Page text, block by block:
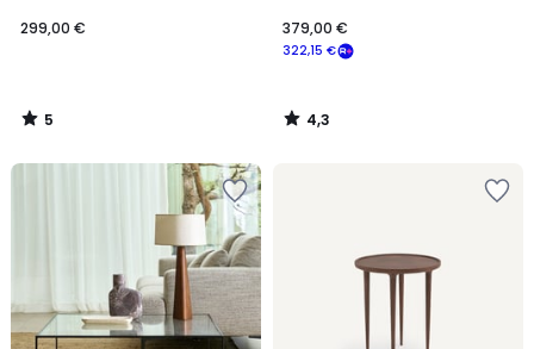
299,00 €
5
/
322,15 €
379,00 €
4,3
/